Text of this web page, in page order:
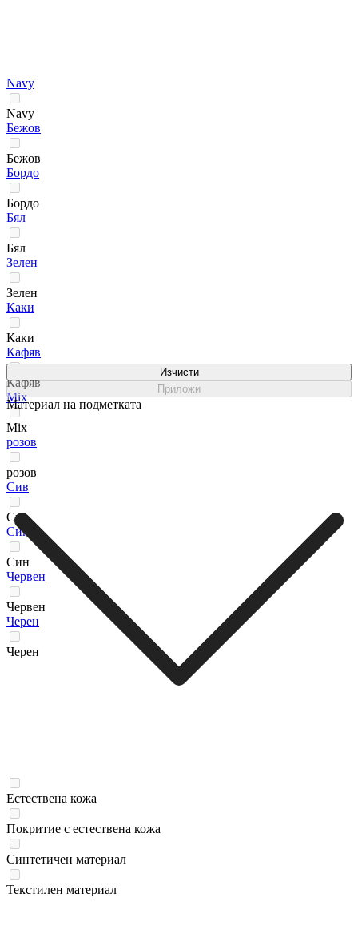
Navy
Navy
Бежов
Бежов
Бордо
Бордо
Бял
Бял
Зелен
Зелен
Каки
Каки
Кафяв
Кафяв
Мix
Мix
розов
розов
Сив
Сив
Син
Син
Червен
Червен
Черен
Черен
Изчисти
Приложи
Материал на подметката
Естествена кожа
Покритие с естествена кожа
Синтетичен материал
Текстилен материал